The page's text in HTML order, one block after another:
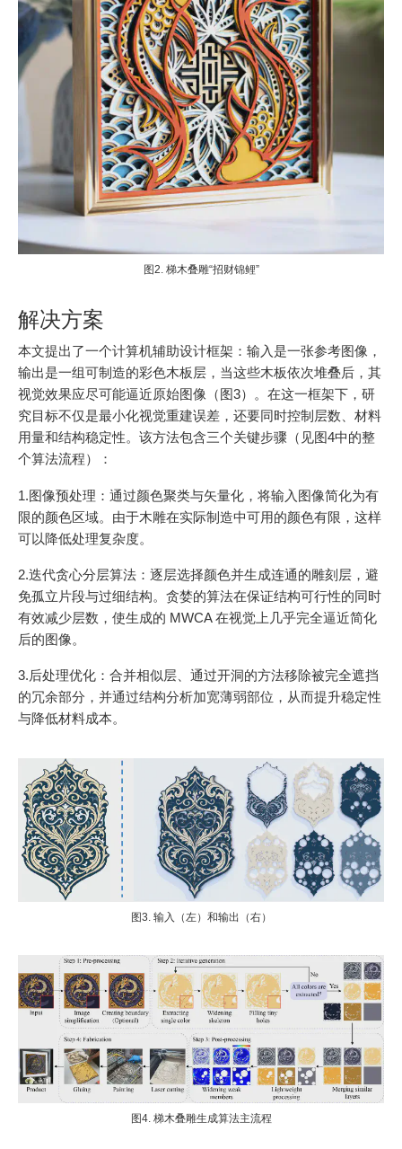
图2. 梯木叠雕“招财锦鲤”
解决方案
本文提出了一个计算机辅助设计框架：输入是一张参考图像，
输出是一组可制造的彩色木板层，当这些木板依次堆叠后，其
视觉效果应尽可能逼近原始图像（图3）。在这一框架下，研
究目标不仅是最小化视觉重建误差，还要同时控制层数、材料
用量和结构稳定性。该方法包含三个关键步骤（见图4中的整
个算法流程）：
1.图像预处理：通过颜色聚类与矢量化，将输入图像简化为有
限的颜色区域。由于木雕在实际制造中可用的颜色有限，这样
可以降低处理复杂度。
2.迭代贪心分层算法：逐层选择颜色并生成连通的雕刻层，避
免孤立片段与过细结构。贪婪的算法在保证结构可行性的同时
有效减少层数，使生成的 MWCA 在视觉上几乎完全逼近简化
后的图像。
3.后处理优化：合并相似层、通过开洞的方法移除被完全遮挡
的冗余部分，并通过结构分析加宽薄弱部位，从而提升稳定性
与降低材料成本。
图3. 输入（左）和输出（右）
图4. 梯木叠雕生成算法主流程